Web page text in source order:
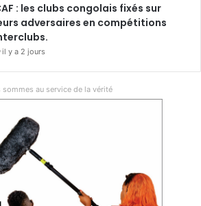
: les clubs congolais fixés sur
adversaires en compétitions
il y a 2 jours
sommes au service de la vérité